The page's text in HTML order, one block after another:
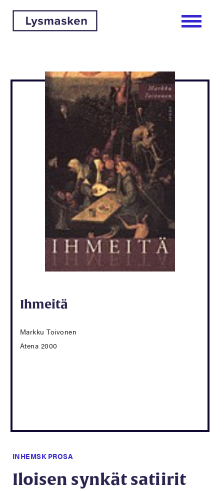
Ihmeitä
Markku Toivonen
Atena 2000
INHEMSK PROSA
Iloisen synkät satiirit